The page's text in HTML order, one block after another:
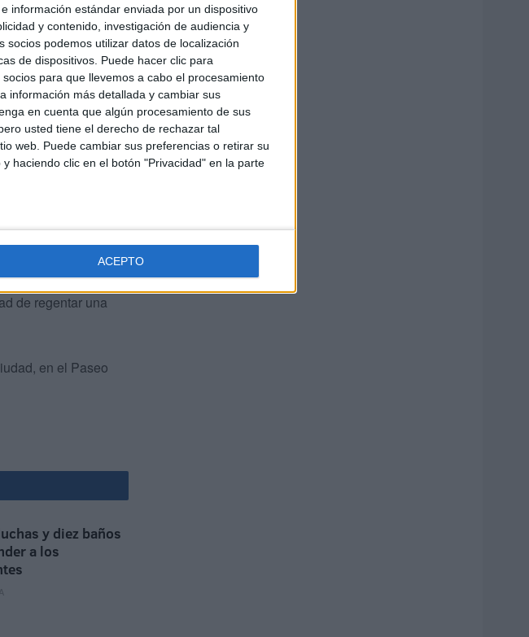
información estándar enviada por un dispositivo
y contenido, investigación de audiencia y
socios podemos utilizar datos de localización
de dispositivos. Puede hacer clic para
para que llevemos a cabo el procesamiento
información más detallada y cambiar sus
en cuenta que algún procesamiento de sus
usted tiene el derecho de rechazar tal
web. Puede cambiar sus preferencias o retirar su
haciendo clic en el botón "Privacidad" en la parte
ACEPTO
más años de
cuando pudo
de regentar una
en el Paseo
y diez baños
a los